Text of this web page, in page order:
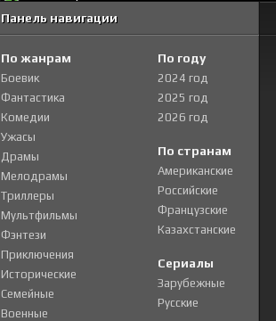
Панель навигации
По жанрам
Боевик
Фантастика
Комедии
Ужасы
Драмы
Мелодрамы
Триллеры
Мультфильмы
Фэнтези
Приключения
Исторические
Семейные
Военные
По году
2024 год
2025 год
2026 год
По странам
Американские
Российские
Французские
Казахстанские
Сериалы
Зарубежные
Русские